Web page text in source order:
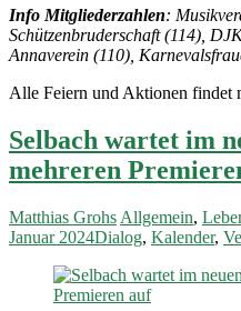
Info Mitgliederzahlen:
Schützenbruderschaft (114),
Annaverein (110),
Alle Feiern und Aktionen findet
Selbach wartet im
mehreren
Matthias Grohs Allgemein,
Januar 2024Dialog, Kalender,